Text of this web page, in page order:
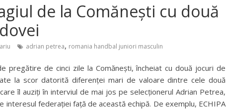
de la Comănești cu două
adrian petrea, romania handbal juniori masculin
pregătire de cinci zile la Comănești, încheiat cu două jocuri de
la scor datorită diferenței mari de valoare dintre cele două
îl auziți în interviul de mai jos pe selecționerul Adrian Petrea,
federației față de această echipă. De exemplu, ECHIPA